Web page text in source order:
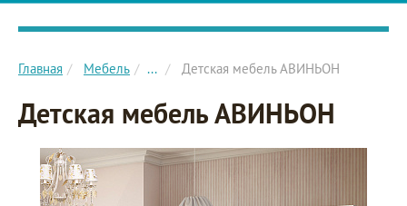
Главное меню сайта
Главная Мебель ... Детская мебель АВИНЬОН
Детская мебель АВИНЬОН